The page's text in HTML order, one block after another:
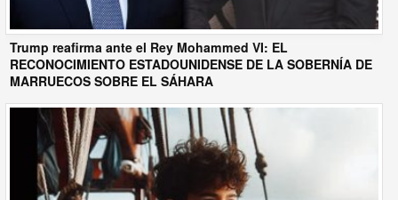
Trump reafirma ante el Rey Mohammed VI: EL
RECONOCIMIENTO ESTADOUNIDENSE DE LA SOBERNÍA DE
MARRUECOS SOBRE EL SÁHARA